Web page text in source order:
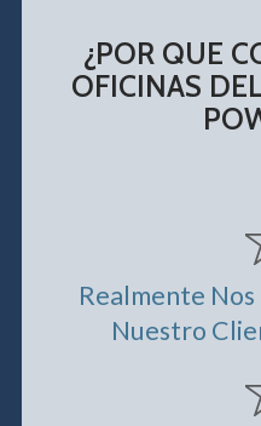
¿POR QUE
OFICINAS
Realmente
Nuestro